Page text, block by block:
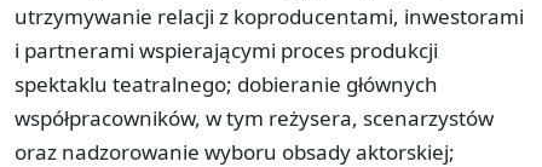
utrzymywanie relacji z koproducentami, inwestorami
i partnerami wspierającymi proces produkcji
spektaklu teatralnego; dobieranie głównych
współpracowników, w tym reżysera, scenarzystów
oraz nadzorowanie wyboru obsady aktorskiej;